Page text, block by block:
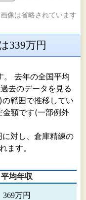
加工を、受託して
繊織物及び合繊
の取引があり、
品の共同開発に
、物流、包装梱包
社の機械の製
像は省略されています
339万円
。 去年の全国平均
去のデータを見る
範囲で推移してい
金額です(一部例外
対し、倉庫精練の
ます。
平均年収
369万円